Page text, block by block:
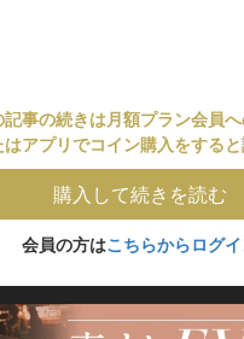
記事の続きは月額プラン会員へ
はアプリでコイン購入をする
購入して続きを読む
会員の方はこちらからログ